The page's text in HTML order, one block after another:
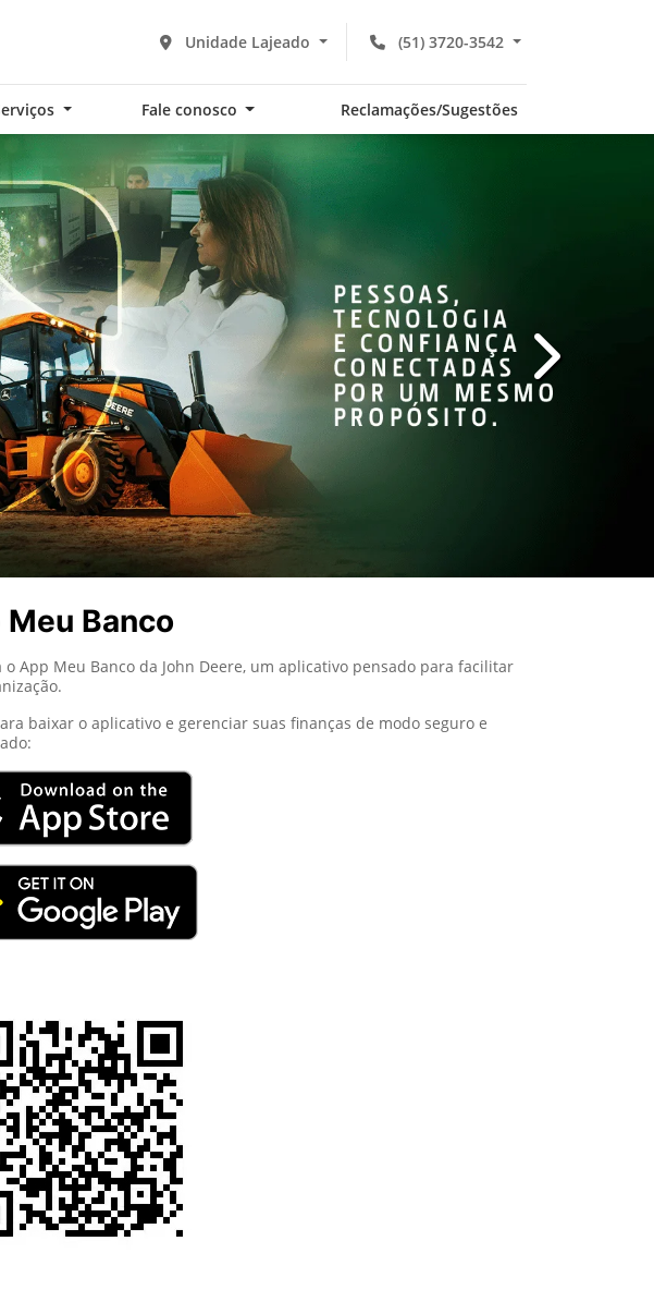
(51) 3720-3542
Unidade Lajeado
Fale conosco Reclamações/Sugestões
Banco
o App Meu Banco da John Deere, um aplicativo pensado para facilitar
baixar o aplicativo e gerenciar suas finanças de modo seguro e